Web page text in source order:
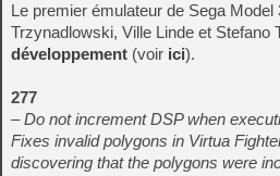
Le premier émulateur de Sega Model
Trzynadlowski, Ville Linde et Stefano
développement (voir ici).
277
– Do not increment DSP when
Fixes invalid polygons in Virtua
discovering that the polygons were